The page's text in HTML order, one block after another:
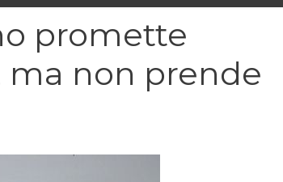
promette
non prende